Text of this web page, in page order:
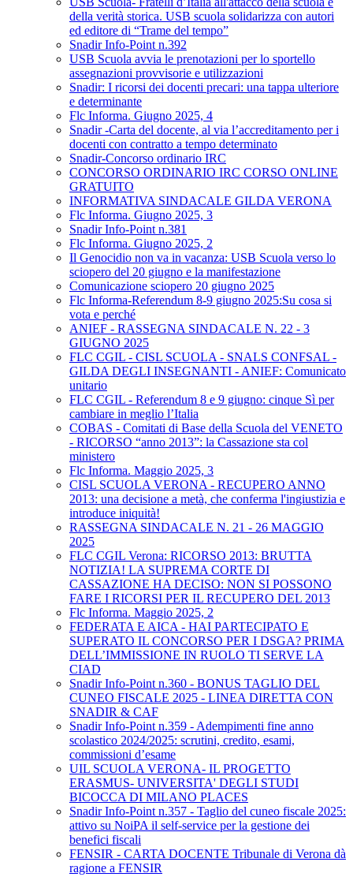
della verità storica. USB scuola solidarizza con autori
ed editore di “Trame del tempo”
Snadir Info-Point n.392
USB Scuola avvia le prenotazioni per lo sportello
assegnazioni provvisorie e utilizzazioni
Snadir: I ricorsi dei docenti precari: una tappa ulteriore
e determinante
Flc Informa. Giugno 2025, 4
Snadir -Carta del docente, al via l’accreditamento per i
docenti con contratto a tempo determinato
Snadir-Concorso ordinario IRC
CONCORSO ORDINARIO IRC CORSO ONLINE
GRATUITO
INFORMATIVA SINDACALE GILDA VERONA
Flc Informa. Giugno 2025, 3
Snadir Info-Point n.381
Flc Informa. Giugno 2025, 2
Il Genocidio non va in vacanza: USB Scuola verso lo
sciopero del 20 giugno e la manifestazione
Comunicazione sciopero 20 giugno 2025
Flc Informa-Referendum 8-9 giugno 2025:Su cosa si
vota e perché
ANIEF - RASSEGNA SINDACALE N. 22 - 3
GIUGNO 2025
FLC CGIL - CISL SCUOLA - SNALS CONFSAL -
GILDA DEGLI INSEGNANTI - ANIEF: Comunicato
unitario
FLC CGIL - Referendum 8 e 9 giugno: cinque Sì per
cambiare in meglio l’Italia
COBAS - Comitati di Base della Scuola del VENETO
- RICORSO “anno 2013”: la Cassazione sta col
ministero
Flc Informa. Maggio 2025, 3
CISL SCUOLA VERONA - RECUPERO ANNO
2013: una decisione a metà, che conferma l'ingiustizia e
introduce iniquità!
RASSEGNA SINDACALE N. 21 - 26 MAGGIO
2025
FLC CGIL Verona: RICORSO 2013: BRUTTA
NOTIZIA! LA SUPREMA CORTE DI
CASSAZIONE HA DECISO: NON SI POSSONO
FARE I RICORSI PER IL RECUPERO DEL 2013
Flc Informa. Maggio 2025, 2
FEDERATA E AICA - HAI PARTECIPATO E
SUPERATO IL CONCORSO PER I DSGA? PRIMA
DELL’IMMISSIONE IN RUOLO TI SERVE LA
CIAD
Snadir Info-Point n.360 - BONUS TAGLIO DEL
CUNEO FISCALE 2025 - LINEA DIRETTA CON
SNADIR & CAF
Snadir Info-Point n.359 - Adempimenti fine anno
scolastico 2024/2025: scrutini, credito, esami,
commissioni d’esame
UIL SCUOLA VERONA- IL PROGETTO
ERASMUS- UNIVERSITA' DEGLI STUDI
BICOCCA DI MILANO PLACES
Snadir Info-Point n.357 - Taglio del cuneo fiscale 2025:
attivo su NoiPA il self-service per la gestione dei
benefici fiscali
FENSIR - CARTA DOCENTE Tribunale di Verona dà
ragione a FENSIR